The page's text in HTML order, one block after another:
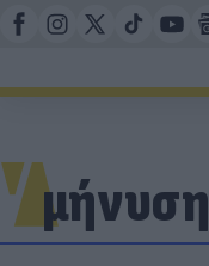
μήνυση